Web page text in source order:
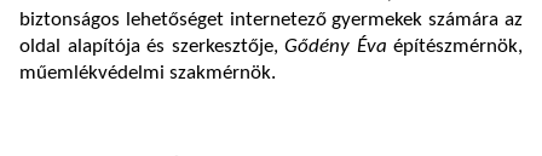
biztonságos lehetőséget internetező gyermekek számára az
oldal alapítója és szerkesztője, Gődény Éva építészmérnök,
műemlékvédelmi szakmérnök.